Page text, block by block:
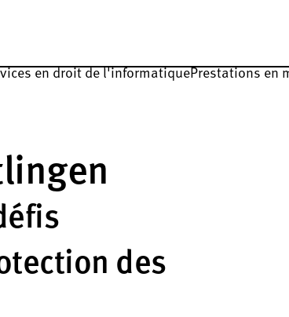
en droit de l'informatiquePrestations en
des